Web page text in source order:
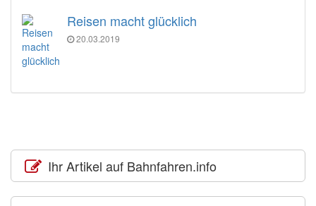
Reisen macht glücklich
20.03.2019
Ihr Artikel auf Bahnfahren.info